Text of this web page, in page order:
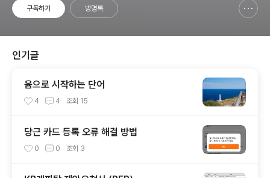
구독하기 방명록
인기글
윰으로 시작하는 단어
4 4 조회 15
당근 카드 등록 오류 해결 방법
0 0 조회 3